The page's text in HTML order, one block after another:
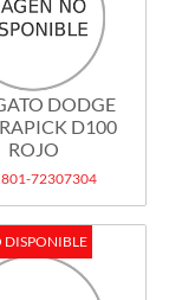
DODGE
D100
ROJO
801-72307304
DISPONIBLE